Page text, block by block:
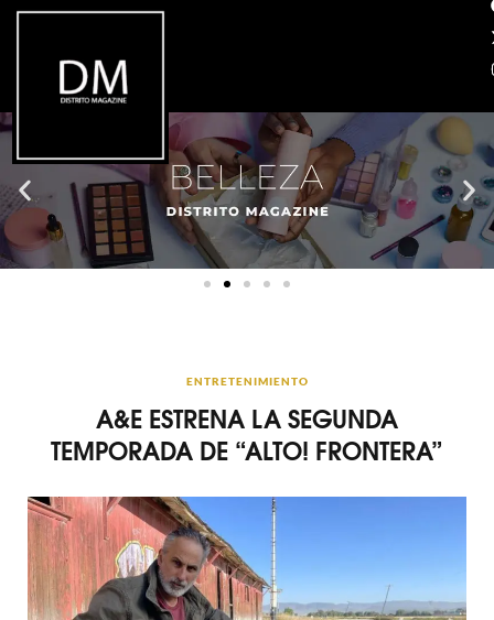
ENTRETENIMIENTO
A&E ESTRENA LA SEGUNDA
TEMPORADA DE “ALTO! FRONTERA”